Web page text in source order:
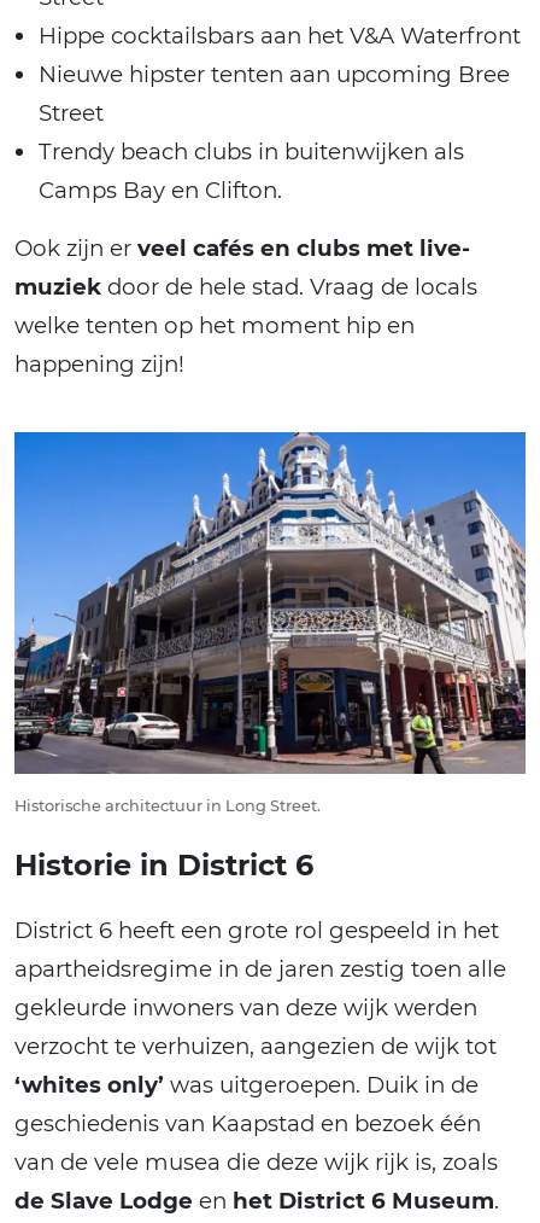
Hippe cocktailsbars aan het V&A Waterfront
Nieuwe hipster tenten aan upcoming Bree
Street
Trendy beach clubs in buitenwijken als
Camps Bay en Clifton.
Ook zijn er veel cafés en clubs met live-
muziek door de hele stad. Vraag de locals
welke tenten op het moment hip en
happening zijn!
Historische architectuur in Long Street.
Historie in District 6
District 6 heeft een grote rol gespeeld in het
apartheidsregime in de jaren zestig toen alle
gekleurde inwoners van deze wijk werden
verzocht te verhuizen, aangezien de wijk tot
‘whites only’ was uitgeroepen. Duik in de
geschiedenis van Kaapstad en bezoek één
van de vele musea die deze wijk rijk is, zoals
de Slave Lodge en het District 6 Museum.